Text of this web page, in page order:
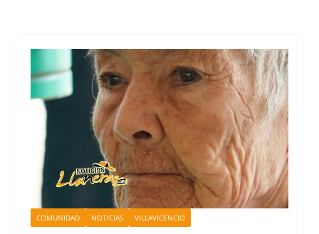
COMUNIDAD NOTICIAS VILLAVICENCIO